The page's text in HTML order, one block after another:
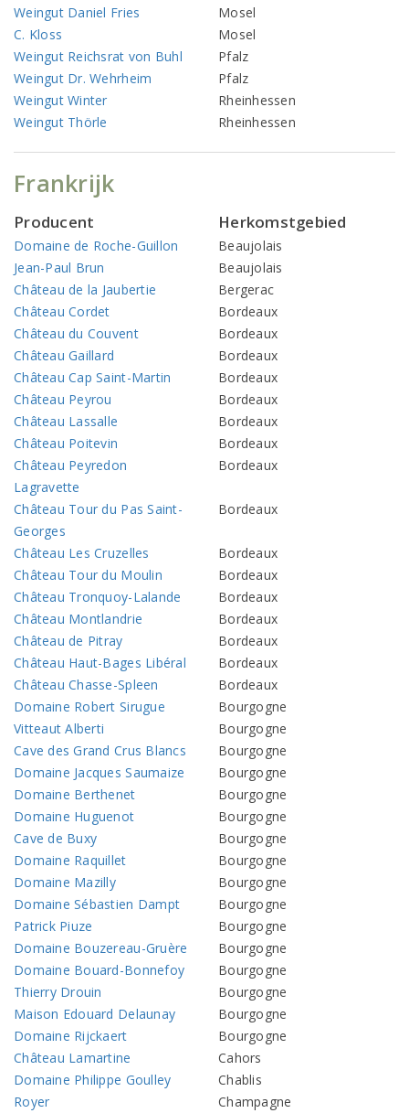
Weingut Daniel Fries
Mosel
C. Kloss
Mosel
Weingut Reichsrat von Buhl
Pfalz
Weingut Dr. Wehrheim
Pfalz
Weingut Winter
Rheinhessen
Weingut Thörle
Rheinhessen
Frankrijk
Producent Herkomstgebied
Domaine de Roche-Guillon
Beaujolais
Jean-Paul Brun
Beaujolais
Château de la Jaubertie
Bergerac
Château Cordet
Bordeaux
Château du Couvent
Bordeaux
Château Gaillard
Bordeaux
Château Cap Saint-Martin
Bordeaux
Château Peyrou
Bordeaux
Château Lassalle
Bordeaux
Château Poitevin
Bordeaux
Château Peyredon
Lagravette
Bordeaux
Château Tour du Pas Saint-
Georges
Bordeaux
Château Les Cruzelles
Bordeaux
Château Tour du Moulin
Bordeaux
Château Tronquoy-Lalande
Bordeaux
Château Montlandrie
Bordeaux
Château de Pitray
Bordeaux
Château Haut-Bages Libéral
Bordeaux
Château Chasse-Spleen
Bordeaux
Domaine Robert Sirugue
Bourgogne
Vitteaut Alberti
Bourgogne
Cave des Grand Crus Blancs
Bourgogne
Domaine Jacques Saumaize
Bourgogne
Domaine Berthenet
Bourgogne
Domaine Huguenot
Bourgogne
Cave de Buxy
Bourgogne
Domaine Raquillet
Bourgogne
Domaine Mazilly
Bourgogne
Domaine Sébastien Dampt
Bourgogne
Patrick Piuze
Bourgogne
Domaine Bouzereau-Gruère
Bourgogne
Domaine Bouard-Bonnefoy
Bourgogne
Thierry Drouin
Bourgogne
Maison Edouard Delaunay
Bourgogne
Domaine Rijckaert
Bourgogne
Château Lamartine
Cahors
Domaine Philippe Goulley
Chablis
Royer
Champagne